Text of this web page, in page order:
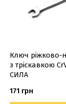
Ключ ріжково-
з тріскавкою
СИЛА
171 грн